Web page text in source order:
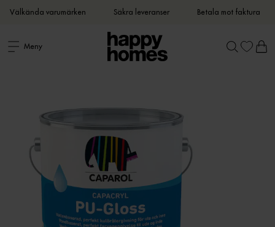
Välkända varumärken Säkra leveranser Betala mot faktura
Meny